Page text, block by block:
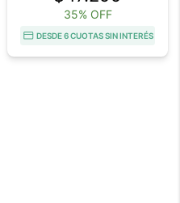
35% OFF
DESDE 6 CUOTAS SIN INTERÉS